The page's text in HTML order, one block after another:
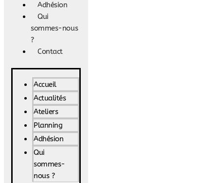
Adhésion
Qui
sommes-nous
?
Contact
Accueil
Actualités
Ateliers
Planning
Adhésion
Qui
sommes-
nous ?